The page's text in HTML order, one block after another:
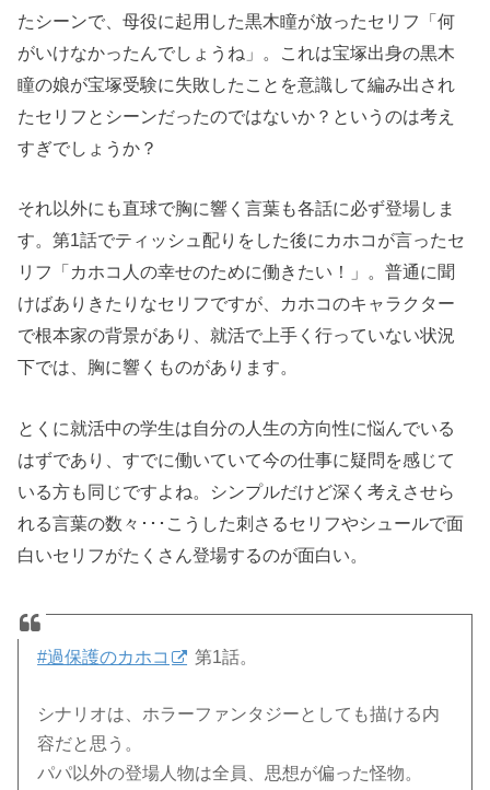
たシーンで、母役に起用した黒木瞳が放ったセリフ「何
がいけなかったんでしょうね」。これは宝塚出身の黒木
瞳の娘が宝塚受験に失敗したことを意識して編み出され
たセリフとシーンだったのではないか？というのは考え
すぎでしょうか？
それ以外にも直球で胸に響く言葉も各話に必ず登場しま
す。第1話でティッシュ配りをした後にカホコが言ったセ
リフ「カホコ人の幸せのために働きたい！」。普通に聞
けばありきたりなセリフですが、カホコのキャラクター
で根本家の背景があり、就活で上手く行っていない状況
下では、胸に響くものがあります。
とくに就活中の学生は自分の人生の方向性に悩んでいる
はずであり、すでに働いていて今の仕事に疑問を感じて
いる方も同じですよね。シンプルだけど深く考えさせら
れる言葉の数々･･･こうした刺さるセリフやシュールで面
白いセリフがたくさん登場するのが面白い。
#過保護のカホコ 第1話。
シナリオは、ホラーファンタジーとしても描ける内
容だと思う。
パパ以外の登場人物は全員、思想が偏った怪物。